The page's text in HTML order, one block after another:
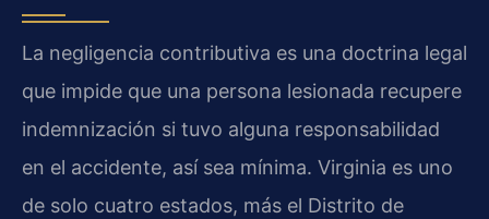
La negligencia contributiva es una doctrina legal
que impide que una persona lesionada recupere
indemnización si tuvo alguna responsabilidad
en el accidente, así sea mínima. Virginia es uno
de solo cuatro estados, más el Distrito de